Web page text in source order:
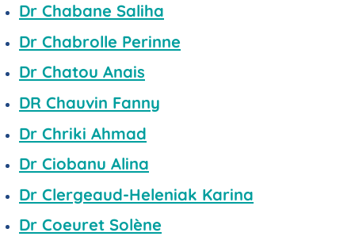
Dr Chabane Saliha
Dr Chabrolle Perinne
Dr Chatou Anais
DR Chauvin Fanny
Dr Chriki Ahmad
Dr Ciobanu Alina
Dr Clergeaud-Heleniak Karina
Dr Coeuret Solène